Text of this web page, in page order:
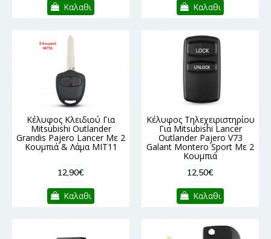
Καλαθι Καλαθι
Κέλυφος Κλειδιού Για
Mitsubishi Outlander
Grandis Pajero Lancer Με 2
Κουμπιά & Λάμα MIT11
12,90€
Καλαθι
Κέλυφος Τηλεχειριστηρίου
Για Mitsubishi Lancer
Outlander Pajero V73
Galant Montero Sport Με 2
Κουμπιά
12,50€
Καλαθι